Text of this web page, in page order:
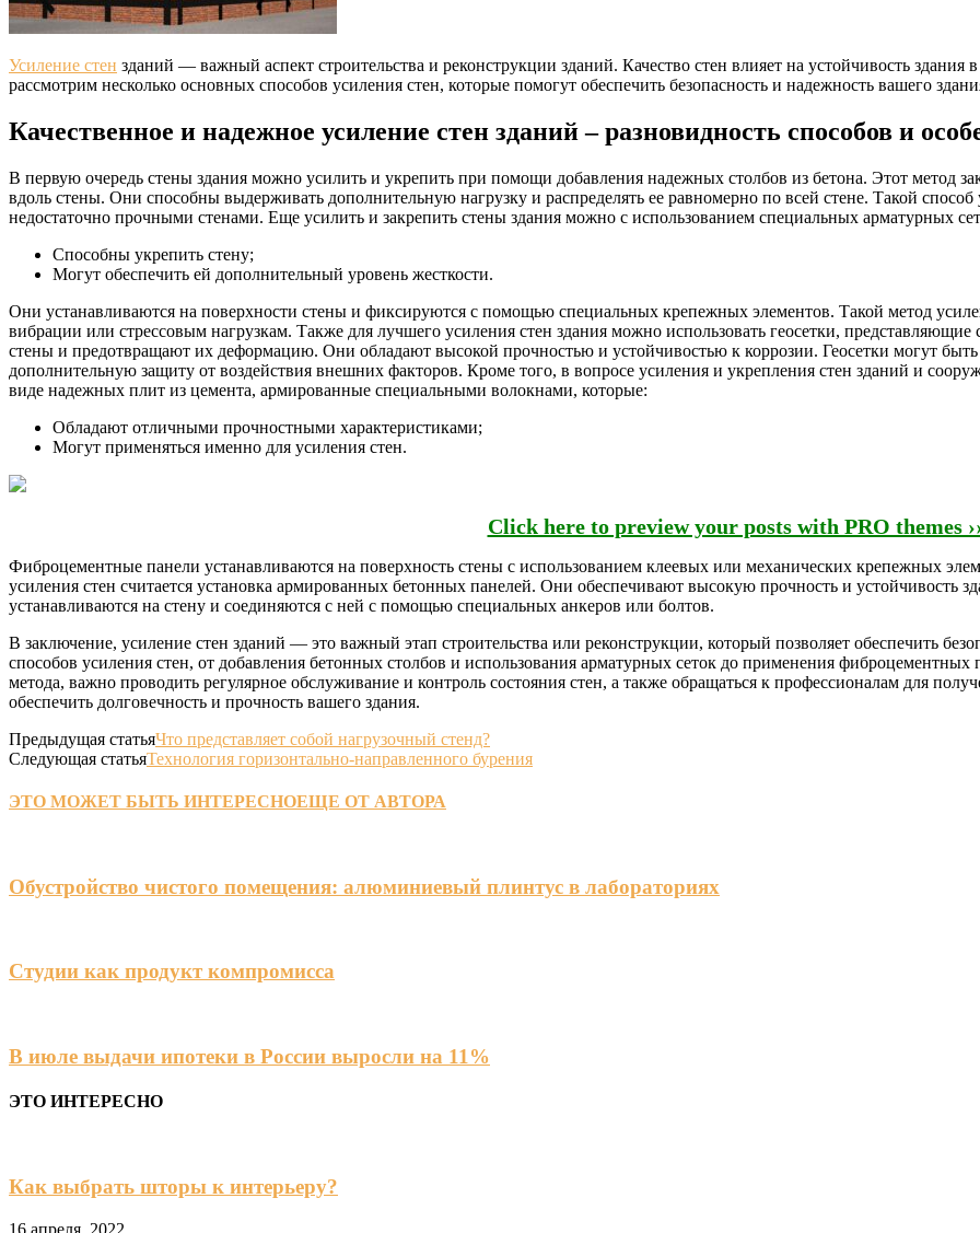
Усиление стен зданий — важный аспект строительства и реконструкции зданий. Качество стен влияет на устойчивость здания
рассмотрим несколько основных способов усиления стен, которые помогут обеспечить безопасность и надежность вашего
Качественное и надежное усиление стен зданий – разновидность способов и
В первую очередь стены здания можно усилить и укрепить при помощи добавления надежных столбов из бетона. Этот метод
вдоль стены. Они способны выдерживать дополнительную нагрузку и распределять ее равномерно по всей стене. Такой
недостаточно прочными стенами. Еще усилить и закрепить стены здания можно с использованием специальных арматурных
Способны укрепить стену;
Могут обеспечить ей дополнительный уровень жесткости.
Они устанавливаются на поверхности стены и фиксируются с помощью специальных крепежных элементов. Такой метод
вибрации или стрессовым нагрузкам. Также для лучшего усиления стен здания можно использовать геосетки,
стены и предотвращают их деформацию. Они обладают высокой прочностью и устойчивостью к коррозии. Геосетки могут
дополнительную защиту от воздействия внешних факторов. Кроме того, в вопросе усиления и укрепления стен зданий и
виде надежных плит из цемента, армированные специальными волокнами, которые:
Обладают отличными прочностными характеристиками;
Могут применяться именно для усиления стен.
Click here to preview your posts with PRO themes
Фиброцементные панели устанавливаются на поверхность стены с использованием клеевых или механических крепежных
усиления стен считается установка армированных бетонных панелей. Они обеспечивают высокую прочность и устойчивость
устанавливаются на стену и соединяются с ней с помощью специальных анкеров или болтов.
В заключение, усиление стен зданий — это важный этап строительства или реконструкции, который позволяет обеспечить
способов усиления стен, от добавления бетонных столбов и использования арматурных сеток до применения
метода, важно проводить регулярное обслуживание и контроль состояния стен, а также обращаться к профессионалам для
обеспечить долговечность и прочность вашего здания.
Предыдущая статьяЧто представляет собой нагрузочный стенд?
Следующая статьяТехнология горизонтально-направленного бурения
ЭТО МОЖЕТ БЫТЬ ИНТЕРЕСНОЕЩЕ ОТ АВТОРА
Обустройство чистого помещения: алюминиевый плинтус в лабораториях
Студии как продукт компромисса
В июле выдачи ипотеки в России выросли на 11%
ЭТО ИНТЕРЕСНО
Как выбрать шторы к интерьеру?
16 апреля, 2022